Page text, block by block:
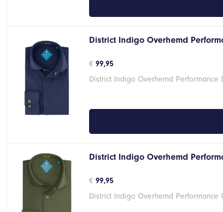
District Indigo Overhemd
€ 99,95
District Indigo Overhemd Performance
District Indigo Overhemd
€ 99,95
District Indigo Overhemd Performance